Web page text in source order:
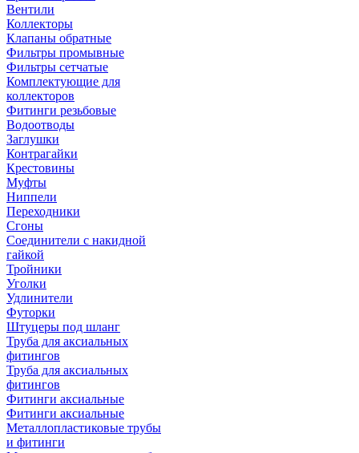
Вентили
Коллекторы
Клапаны обратные
Фильтры промывные
Фильтры сетчатые
Комплектующие для
коллекторов
Фитинги резьбовые
Водоотводы
Заглушки
Контрагайки
Крестовины
Муфты
Ниппели
Переходники
Сгоны
Соединители с накидной
гайкой
Тройники
Уголки
Удлинители
Футорки
Штуцеры под шланг
Труба для аксиальных
фитингов
Труба для аксиальных
фитингов
Фитинги аксиальные
Фитинги аксиальные
Металлопластиковые трубы
и фитинги